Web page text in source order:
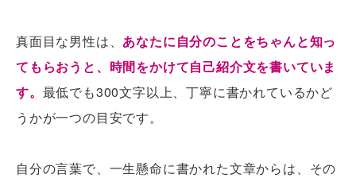
真面目な男性は、 あなたに自分のことをちゃんと知っ
てもらおうと、時間をかけて自己紹介文を書いていま
す。 最低でも300文字以上、丁寧に書かれているかど
うかが一つの目安です。
自分の言葉で、一生懸命に書かれた文章からは、その